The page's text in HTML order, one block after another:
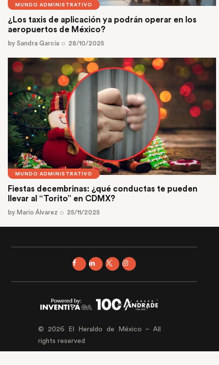
MUNDO ADMINISTRATIVO
¿Los taxis de aplicación ya podrán operar en los
aeropuertos de México?
by Sandra García 28/10/2025
MUNDO ADMINISTRATIVO
Fiestas decembrinas: ¿qué conductas te pueden
llevar al “Torito” en CDMX?
by Mario Álvarez 25/11/2025
© 2026 El Heraldo de México – All
rights reserved